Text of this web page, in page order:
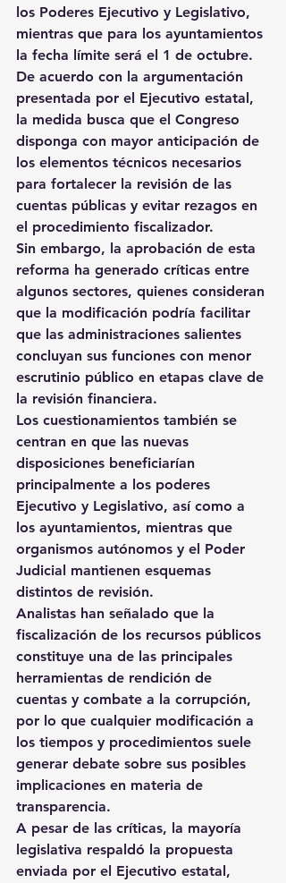
los Poderes Ejecutivo y Legislativo,
mientras que para los ayuntamientos
la fecha límite será el 1 de octubre.
De acuerdo con la argumentación
presentada por el Ejecutivo estatal,
la medida busca que el Congreso
disponga con mayor anticipación de
los elementos técnicos necesarios
para fortalecer la revisión de las
cuentas públicas y evitar rezagos en
el procedimiento fiscalizador.
Sin embargo, la aprobación de esta
reforma ha generado críticas entre
algunos sectores, quienes consideran
que la modificación podría facilitar
que las administraciones salientes
concluyan sus funciones con menor
escrutinio público en etapas clave de
la revisión financiera.
Los cuestionamientos también se
centran en que las nuevas
disposiciones beneficiarían
principalmente a los poderes
Ejecutivo y Legislativo, así como a
los ayuntamientos, mientras que
organismos autónomos y el Poder
Judicial mantienen esquemas
distintos de revisión.
Analistas han señalado que la
fiscalización de los recursos públicos
constituye una de las principales
herramientas de rendición de
cuentas y combate a la corrupción,
por lo que cualquier modificación a
los tiempos y procedimientos suele
generar debate sobre sus posibles
implicaciones en materia de
transparencia.
A pesar de las críticas, la mayoría
legislativa respaldó la propuesta
enviada por el Ejecutivo estatal,